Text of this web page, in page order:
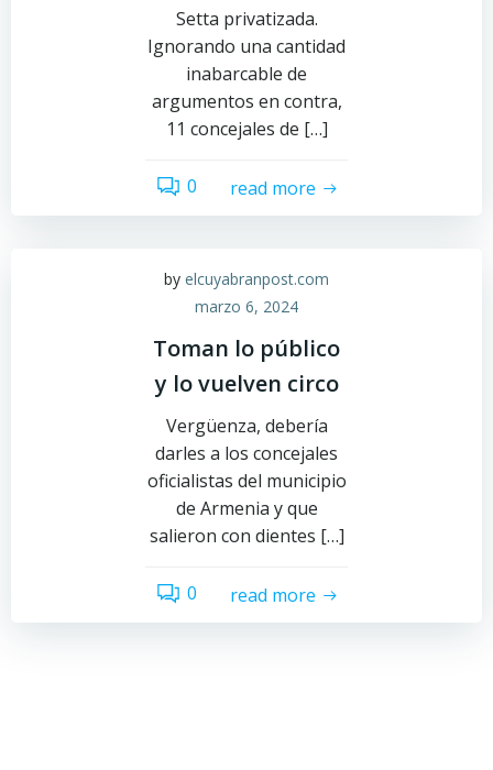
Setta privatizada.
Ignorando una cantidad
inabarcable de
argumentos en contra,
11 concejales de […]
0 read more
by elcuyabranpost.com
marzo 6, 2024
Toman lo público
y lo vuelven circo
Vergüenza, debería
darles a los concejales
oficialistas del municipio
de Armenia y que
salieron con dientes […]
0 read more